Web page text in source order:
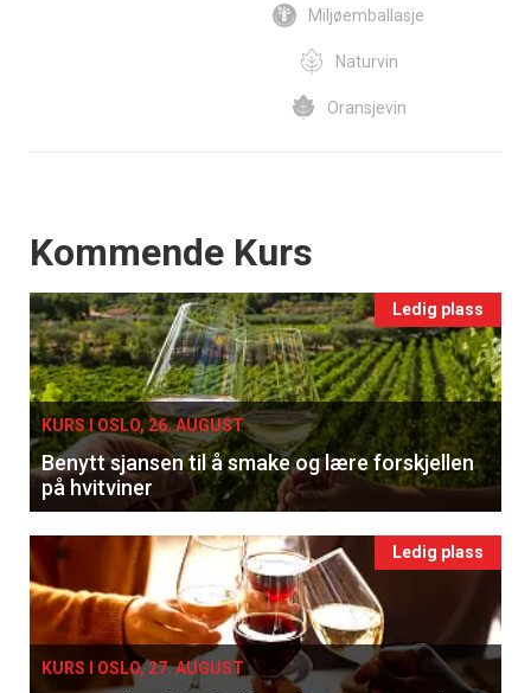
Miljøemballasje
Naturvin
Oransjevin
Events
Kommende Kurs
Ledig plass
KURS I OSLO, 26. AUGUST
Benytt sjansen til å smake og lære forskjellen
på hvitviner
Ledig plass
KURS I OSLO, 27. AUGUST